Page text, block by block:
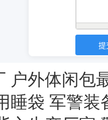
户外体闲包
睡袋 军警装